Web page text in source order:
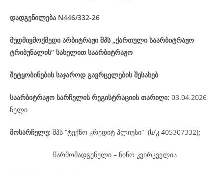
დადგენილება N446/332-26
მუდმივმოქმედი არბიტრაჟი შპს „ქართული საარბიტრაჟო
ტრიბუნალის“ სახელით საარბიტრაჟო
შეტყობინების საჯაროდ გავრცელების შესახებ
საარბიტრაჟო სარჩელის რეგისტრაციის თარიღი: 03.04.2026
წელი
მოსარჩელე: შპს “ტექნო კრედიტ პლიუსი“ (ს/კ 405307332);
წარმომადგენელი – ნინო კვირკველია